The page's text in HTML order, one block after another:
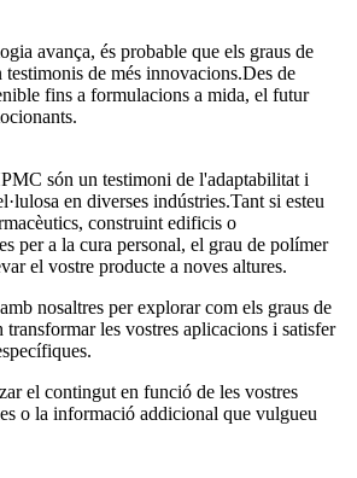
avança, és probable que els graus de
de més innovacions.Des de
fins a formulacions a mida, el futur
són un testimoni de l'adaptabilitat i
en diverses indústries.Tant si esteu
construint edificis o
per a la cura personal, el grau de polímer
el vostre producte a noves altures.
nosaltres per explorar com els graus de
les vostres aplicacions i satisfer
el contingut en funció de les vostres
o la informació addicional que vulgueu